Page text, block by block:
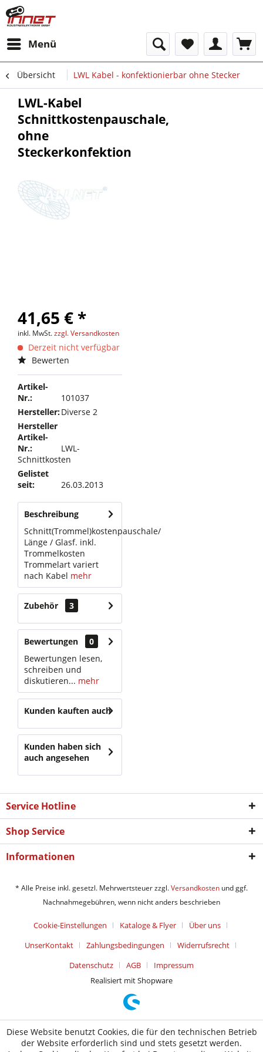
Menü
Übersicht LWL Kabel - konfektionierbar ohne Stecker
LWL-Kabel
Schnittkostenpauschale,
ohne
Steckerkonfektion
41,65 € *
inkl. MwSt.zzgl. Versandkosten
Derzeit nicht verfügbar
Bewerten
Artikel-
Nr.:
101037
Hersteller:Diverse 2
Hersteller
Artikel-
Nr.:
LWL-
Schnittkosten
Gelistet
seit:
26.03.2013
Beschreibung
Schnitt(Trommel)kostenpauschale/
Länge / Glasf. inkl.
Trommelkosten
Trommelart variert
nach Kabel mehr
Zubehör 3
Bewertungen
0
Bewertungen lesen,
schreiben und
diskutieren... mehr
Kunden kauften auch
Kunden haben sich
auch angesehen
Service Hotline
Shop Service
Informationen
* Alle Preise inkl. gesetzl. Mehrwertsteuer zzgl.Versandkosten und ggf.
Nachnahmegebühren, wenn nicht anders beschrieben
Cookie-Einstellungen Kataloge & Flyer
Über uns
UnserKontakt
Zahlungsbedingungen
Widerrufsrecht
Datenschutz
AGB
Impressum
Realisiert mit Shopware
Diese Website benutzt Cookies, die für den technischen Betrieb
der Website erforderlich sind und stets gesetzt werden.